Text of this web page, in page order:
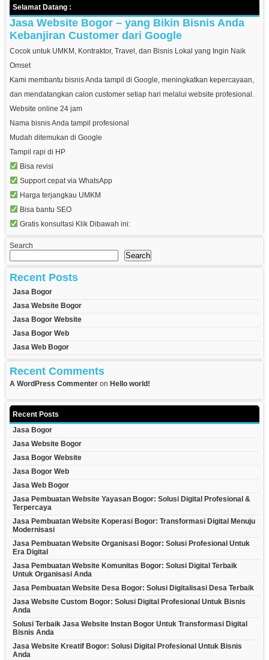
Selamat Datang :
Jasa Website Bogor – yang Bikin Bisnis Anda
Kebanjiran Customer dari Google
Cocok untuk UMKM, Kontraktor, Travel, dan Bisnis Lokal yang Ingin Naik
Omset
Kami membantu bisnis Anda tampil di Google, meningkatkan kepercayaan,
dan mendatangkan calon customer setiap hari melalui website profesional.
Website online 24 jam
Nama bisnis Anda tampil profesional
Mudah ditemukan di Google
Tampil rapi di HP
Bisa revisi
Support cepat via WhatsApp
Harga terjangkau UMKM
Bisa bantu SEO
Gratis konsultasi Klik Dibawah ini:
Search
Search
Recent Posts
Jasa Bogor
Jasa Website Bogor
Jasa Bogor Website
Jasa Bogor Web
Jasa Web Bogor
Recent Comments
A WordPress Commenter on Hello world!
Recent Posts
Jasa Bogor
Jasa Website Bogor
Jasa Bogor Website
Jasa Bogor Web
Jasa Web Bogor
Jasa Pembuatan Website Yayasan Bogor: Solusi Digital Profesional &
Terpercaya
Jasa Pembuatan Website Koperasi Bogor: Transformasi Digital Menuju
Modernisasi
Jasa Pembuatan Website Organisasi Bogor: Solusi Profesional Untuk
Era Digital
Jasa Pembuatan Website Komunitas Bogor: Solusi Digital Terbaik
Untuk Organisasi Anda
Jasa Pembuatan Website Desa Bogor: Solusi Digitalisasi Desa Terbaik
Jasa Website Custom Bogor: Solusi Digital Profesional Untuk Bisnis
Anda
Solusi Terbaik Jasa Website Instan Bogor Untuk Transformasi Digital
Bisnis Anda
Jasa Website Kreatif Bogor: Solusi Digital Profesional Untuk Bisnis
Anda